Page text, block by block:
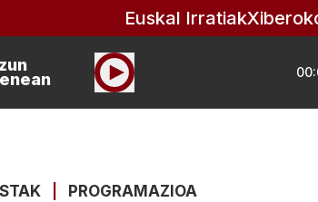
Euskal Irratiak
PROGRAMAZIOA